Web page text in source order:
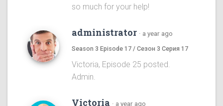
so much for your help!
administrator · a year ago
Season 3 Episode 17 / Сезон 3 Серия 17
Victoria, Episode 25 posted.
Admin.
Victoria · a year ago